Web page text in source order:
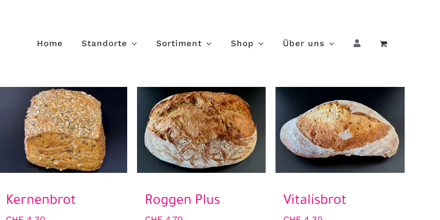
Home Standorte Sortiment Shop Über uns
Kernenbrot Roggen Plus Vitalisbrot